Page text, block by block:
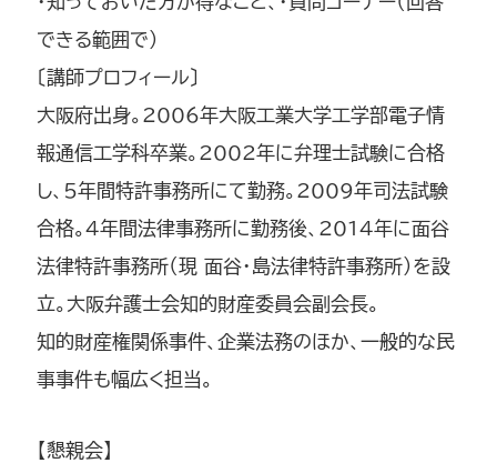
できる範囲で）
〔講師プロフィール〕
大阪府出身。2006年大阪工業大学工学部電子情
報通信工学科卒業。2002年に弁理士試験に合格
し、5年間特許事務所にて勤務。2009年司法試験
合格。4年間法律事務所に勤務後、2014年に面谷
法律特許事務所（現 面谷・島法律特許事務所）を設
立。大阪弁護士会知的財産委員会副会長。
知的財産権関係事件、企業法務のほか、一般的な民
事事件も幅広く担当。
【懇親会】